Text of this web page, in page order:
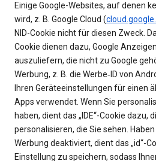
Einige Google-Websites, auf denen
wird, z. B. Google Cloud (
NID-Cookie nicht für diesen Zweck.
Cookie dienen dazu, Google
auszuliefern, die nicht zu Google
Werbung, z. B. die Werbe‑ID von
Ihren Geräteeinstellungen für einen
Apps verwendet. Wenn Sie
haben, dient das „IDE“-Cookie dazu,
personalisieren, die Sie sehen.
Werbung deaktiviert, dient das „id“-
Einstellung zu speichern, sodass